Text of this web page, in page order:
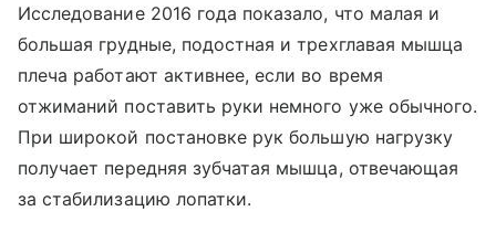
Исследование 2016 года показало, что малая и
большая грудные, подостная и трехглавая мышца
плеча работают активнее, если во время
отжиманий поставить руки немного уже обычного.
При широкой постановке рук большую нагрузку
получает передняя зубчатая мышца, отвечающая
за стабилизацию лопатки.